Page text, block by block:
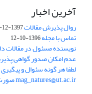
آخرین اخبار
روال پذیرش مقالات1397-12-11
تماس با مجله1396-10-12
نویسنده مسئول در مقالات
عدم امکان صدور گواهی
لطفا هر گونه سئوال و پیگیری
mag_natures@ut.ac.ir صورت پذیرد.